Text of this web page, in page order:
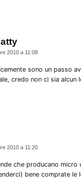
dice:
2010 a 11:08
sono un passo
credo non ci sia alcun
2010 a 11:20
che producano micro
bene comprate le